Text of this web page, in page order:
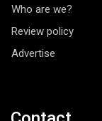
Who are we?
Review policy
Advertise